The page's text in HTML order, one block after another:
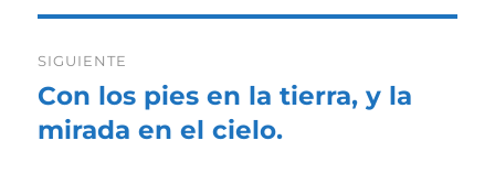
SIGUIENTE
Entrada
siguiente:
Con los pies en la tierra, y la
mirada en el cielo.